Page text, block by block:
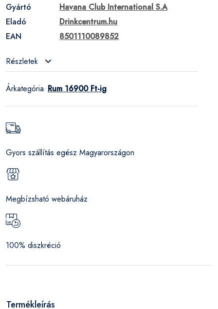
Gyártó
Havana Club International S.A
Eladó
Drinkcentrum.hu
EAN
8501110089852
Részletek
Árkategória: Rum 16900 Ft-ig
Gyors szállítás egész Magyarországon
Megbízsható webáruház
100% diszkréció
Termékleírás